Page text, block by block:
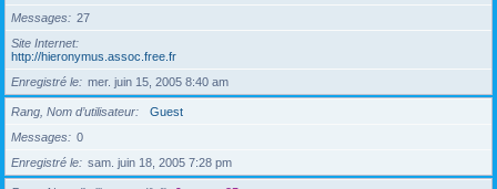
Messages
27
Site Internet
http://hieronymus.assoc.free.fr
Enregistré le
mer. juin 15, 2005 8:40 am
Rang, Nom d’utilisateur
Guest
Messages
0
Enregistré le
sam. juin 18, 2005 7:28 pm